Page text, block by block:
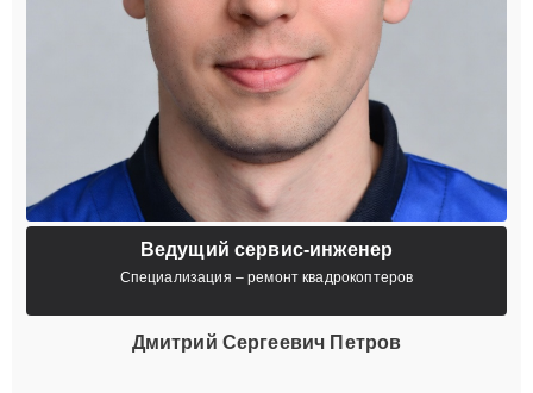
Ведущий сервис-инженер
Специализация – ремонт квадрокоптеров
Дмитрий Сергеевич Петров